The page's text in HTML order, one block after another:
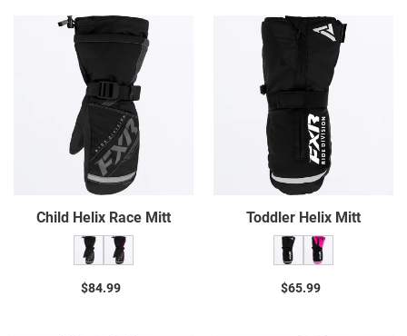
Helix
Mitt
Child Helix Race Mitt
Prix
$84.99
Toddler
Helix
Toddler Helix Mitt
Prix
$65.99